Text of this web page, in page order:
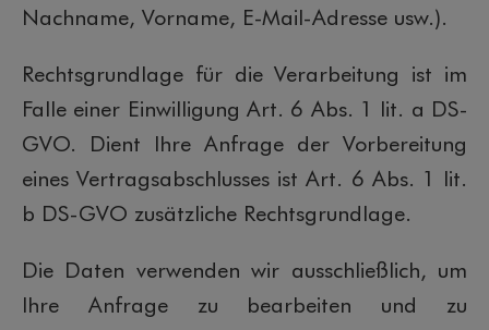
Nachname, Vorname, E-Mail-Adresse usw.).
Rechtsgrundlage für die Verarbeitung ist im
Falle einer Einwilligung Art. 6 Abs. 1 lit. a DS-
GVO. Dient Ihre Anfrage der Vorbereitung
eines Vertragsabschlusses ist Art. 6 Abs. 1 lit.
b DS-GVO zusätzliche Rechtsgrundlage.
Die Daten verwenden wir ausschließlich, um
Ihre Anfrage zu bearbeiten und zu